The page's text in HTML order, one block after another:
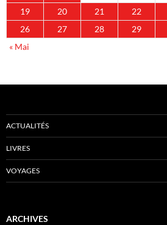
19
20 21 22
26
27 28 29
« Mai
ACTUALITÉS
LIVRES
VOYAGES
ARCHIVES